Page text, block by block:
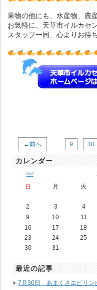
果物の他にも、水産物、農
お気軽に、天草市イルカセ
スタッフ一同、心よりお待
←前へ 9 10
カレンダー
<<
日 月 火
2
3 4
9
10 11
16
17 18
23
24 25
30
31
最近の記事
7月30日 あまくさエビリン